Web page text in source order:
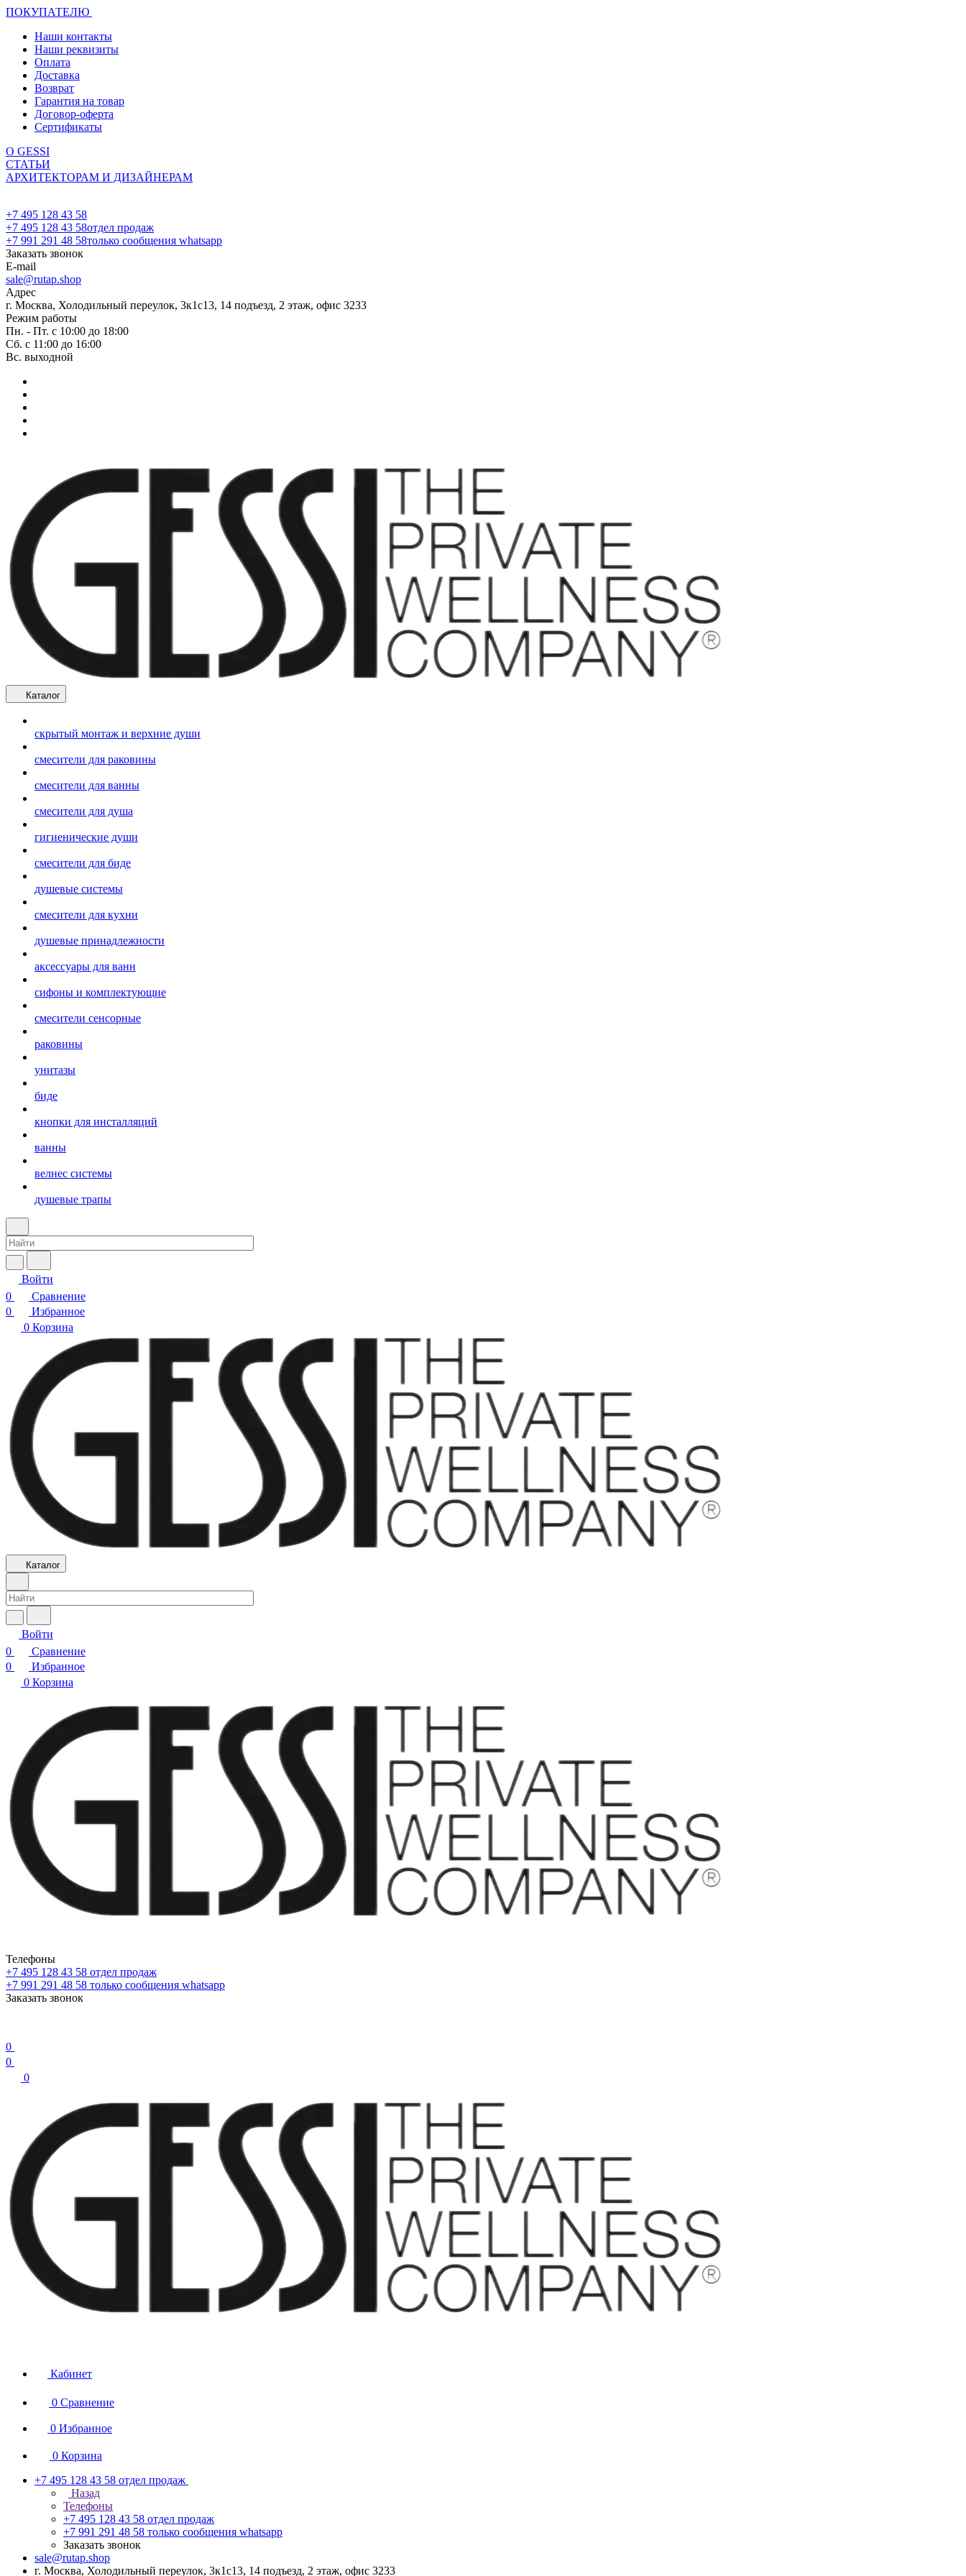
ПОКУПАТЕЛЮ
Наши контакты
Наши реквизиты
Оплата
Доставка
Возврат
Гарантия на товар
Договор-оферта
Сертификаты
О GESSI
СТАТЬИ
АРХИТЕКТОРАМ И ДИЗАЙНЕРАМ
+7 495 128 43 58
+7 495 128 43 58отдел продаж
+7 991 291 48 58только сообщения whatsapp
Заказать звонок
E-mail
sale@rutap.shop
Адрес
г. Москва, Холодильный переулок, 3к1с13, 14 подъезд, 2 этаж, офис 3233
Режим работы
Пн. - Пт. с 10:00 до 18:00
Сб. с 11:00 до 16:00
Вс. выходной
Каталог
скрытый монтаж и верхние души
смесители для раковины
смесители для ванны
смесители для душа
гигиенические души
смесители для биде
душевые системы
смесители для кухни
душевые принадлежности
аксессуары для ванн
сифоны и комплектующие
смесители сенсорные
раковины
унитазы
биде
кнопки для инсталляций
ванны
велнес системы
душевые трапы
Войти
0
Сравнение
0
Избранное
0 Корзина
Каталог
Войти
0
Сравнение
0
Избранное
0 Корзина
Телефоны
+7 495 128 43 58 отдел продаж
+7 991 291 48 58 только сообщения whatsapp
Заказать звонок
0
0
0
Кабинет
0 Сравнение
0 Избранное
0 Корзина
+7 495 128 43 58 отдел продаж
Назад
Телефоны
+7 495 128 43 58 отдел продаж
+7 991 291 48 58 только сообщения whatsapp
Заказать звонок
sale@rutap.shop
г. Москва, Холодильный переулок, 3к1с13, 14 подъезд, 2 этаж, офис 3233